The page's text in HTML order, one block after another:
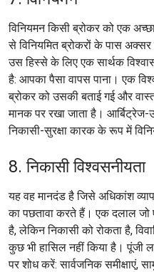
विनियमन किसी ब्रोकर को एक
से विनियमित ब्रोकरों के पास
उस हिस्से के लिए एक सार्थक
है: आपका पैसा वापस पाना। एक
ब्रोकर को उसकी बताई गई और
मानक पर रखा जाता है।
निकासी-सुरक्षा कारक के रूप में
8. निकासी विश्वसनीयता
यह वह मानदंड है जिसे अधिकांश
का पछतावा करते हैं। एक दलाल जो
है, लेकिन निकासी को रोकता है,
कुछ भी हासिल नहीं किया है। पूंजी
पर शोध करें: सार्वजनिक समीक्षाएं,